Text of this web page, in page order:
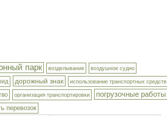
парк возделывание воздушное судно
дорожный знак использование транспортных средств
организация транспортировки погрузочные работы
перевозок